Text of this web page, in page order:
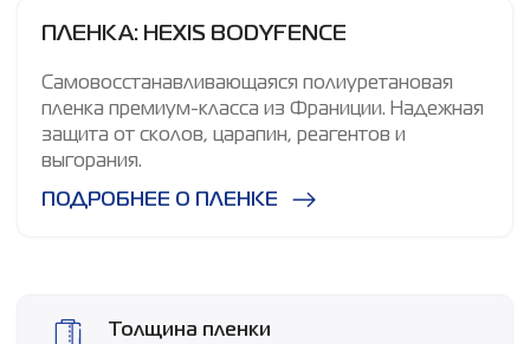
ПЛЕНКА: HEXIS BODYFENCE
Самовосстанавливающаяся полиуретановая
пленка премиум-класса из Франиции. Надежная
защита от сколов, царапин, реагентов и
выгорания.
ПОДРОБНЕЕ О ПЛЕНКЕ
Толщина пленки